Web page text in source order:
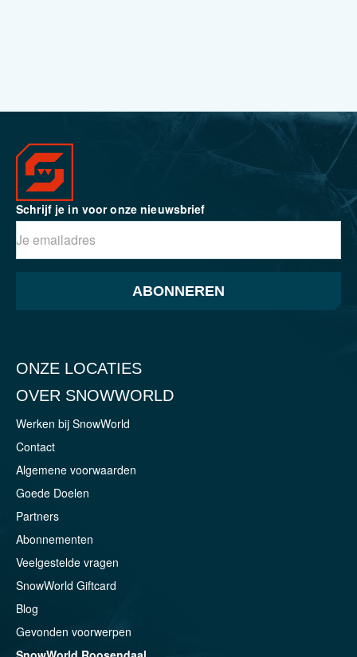
Schrijf je in voor onze nieuwsbrief
ABONNEREN
ONZE LOCATIES
OVER SNOWWORLD
Werken bij SnowWorld
Contact
Algemene voorwaarden
Goede Doelen
Partners
Abonnementen
Veelgestelde vragen
SnowWorld Giftcard
Blog
Gevonden voorwerpen